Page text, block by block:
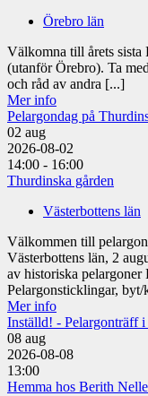
Örebro län
Välkomna till årets sista
(utanför Örebro). Ta
och råd av andra [...]
Mer info
Pelargondag på
02 aug
2026-08-02
14:00 - 16:00
Thurdinska gården
Västerbottens län
Välkommen till
Västerbottens län, 2
av historiska
Pelargonsticklingar,
Mer info
Inställd! - Pelargonträff
08 aug
2026-08-08
13:00
Hemma hos Berith